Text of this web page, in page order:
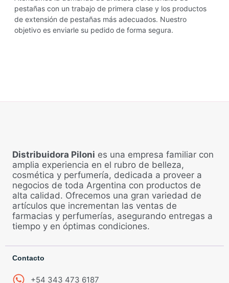
pestañas con un trabajo de primera clase y los productos
de extensión de pestañas más adecuados. Nuestro
objetivo es enviarle su pedido de forma segura.
Distribuidora Piloni es una empresa familiar con
amplia experiencia en el rubro de belleza,
cosmética y perfumería, dedicada a proveer a
negocios de toda Argentina con productos de
alta calidad. Ofrecemos una gran variedad de
artículos que incrementan las ventas de
farmacias y perfumerías, asegurando entregas a
tiempo y en óptimas condiciones.
Contacto
+54 343 473 6187